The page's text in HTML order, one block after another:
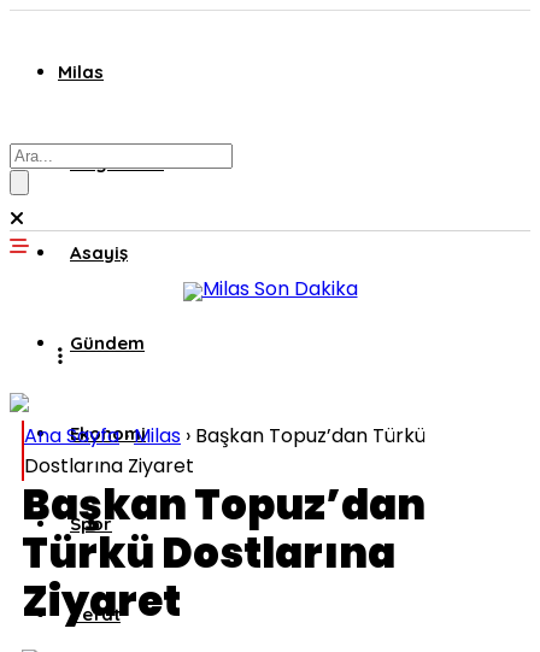
Milas
Muğla’dan
Asayiş
Gündem
Ekonomi
Spor
Vefat
Ana Sayfa›Milas › Başkan Topuz’dan Türkü
Dostlarına Ziyaret
Başkan Topuz’dan
Türkü Dostlarına
Ziyaret